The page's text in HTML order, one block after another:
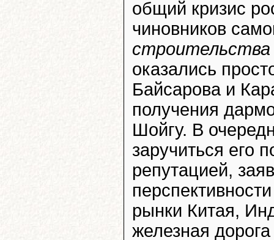
общий кризис
чиновников
строительства
оказались
Байсарова и
получения
Шойгу. В
заручиться его
репутацией,
рынки Китая,
железная